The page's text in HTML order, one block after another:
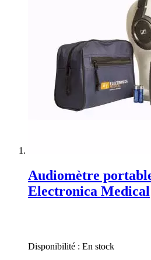
Audiomètre
Electronica Medical
Disponibilité : En stock